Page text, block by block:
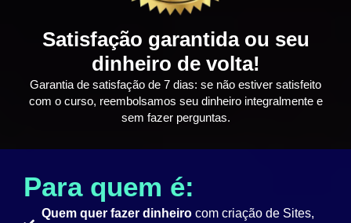
Satisfação garantida ou seu
dinheiro de volta!
Garantia de satisfação de 7 dias: se não estiver satisfeito
com o curso, reembolsamos seu dinheiro integralmente e
sem fazer perguntas.
Para quem é:
Quem quer fazer dinheiro com criação de Sites,